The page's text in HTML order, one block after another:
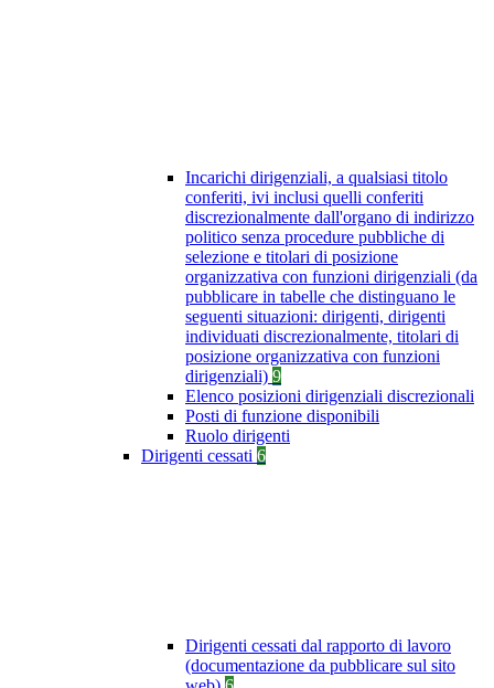
Incarichi dirigenziali, a qualsiasi titolo
conferiti, ivi inclusi quelli conferiti
discrezionalmente dall'organo di indirizzo
politico senza procedure pubbliche di
selezione e titolari di posizione
organizzativa con funzioni dirigenziali (da
pubblicare in tabelle che distinguano le
seguenti situazioni: dirigenti, dirigenti
individuati discrezionalmente, titolari di
posizione organizzativa con funzioni
dirigenziali) 9
Elenco posizioni dirigenziali discrezionali
Posti di funzione disponibili
Ruolo dirigenti
Dirigenti cessati 6
Dirigenti cessati dal rapporto di lavoro
(documentazione da pubblicare sul sito